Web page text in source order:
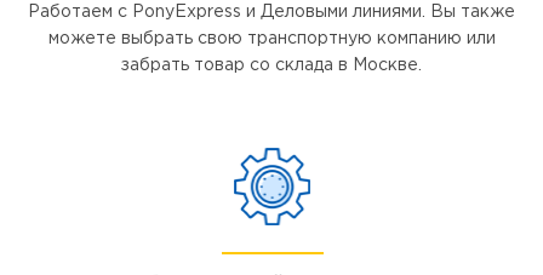
Работаем с PonyExpress и Деловыми линиями. Вы также
можете выбрать свою транспортную компанию или
забрать товар со склада в Москве.